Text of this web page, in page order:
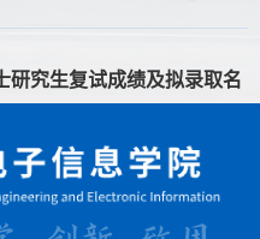
研究生复试成绩及拟录取名
研究生复试成绩及拟录取名